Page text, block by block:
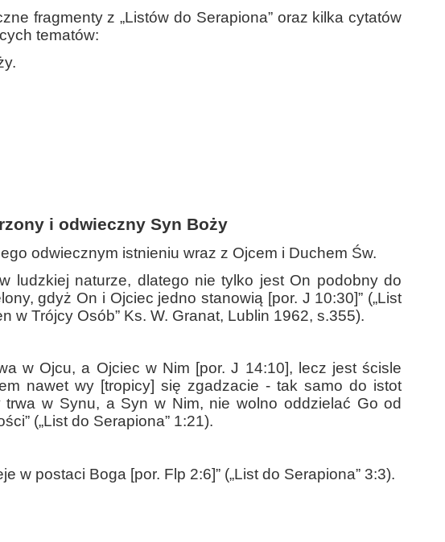
fragmenty z „Listów do Serapiona” oraz kilka cytatów
tematów:
i odwieczny Syn Boży
odwiecznym istnieniu wraz z Ojcem i Duchem Św.
ludzkiej naturze, dlatego nie tylko jest On podobny do
gdyż On i Ojciec jedno stanowią [por. J 10:30]” („List
w Trójcy Osób” Ks. W. Granat, Lublin 1962, s.355).
w Ojcu, a Ojciec w Nim [por. J 14:10], lecz jest ścisle
nawet wy [tropicy] się zgadzacie - tak samo do istot
w Synu, a Syn w Nim, nie wolno oddzielać Go od
(„List do Serapiona” 1:21).
w postaci Boga [por. Flp 2:6]” („List do Serapiona” 3:3).